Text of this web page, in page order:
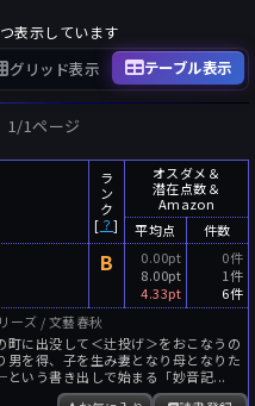
～
Pt
～
Pt
～
件
人
年
年
月
表示しています
グリッド表示 テーブル表示
1ページ
ラ
ン
ク
[ ？]
オスダメ＆
潜在点数＆
Amazon
平均点
件数
B
0.00pt
8.00pt
4.33pt
0件
1件
6件
ーズ / 文藝春秋
町に出没して＜辻投げ＞をおこなうの
男を得、子を生み妻となり母となりた
いう書き出しで始まる「妙音記...